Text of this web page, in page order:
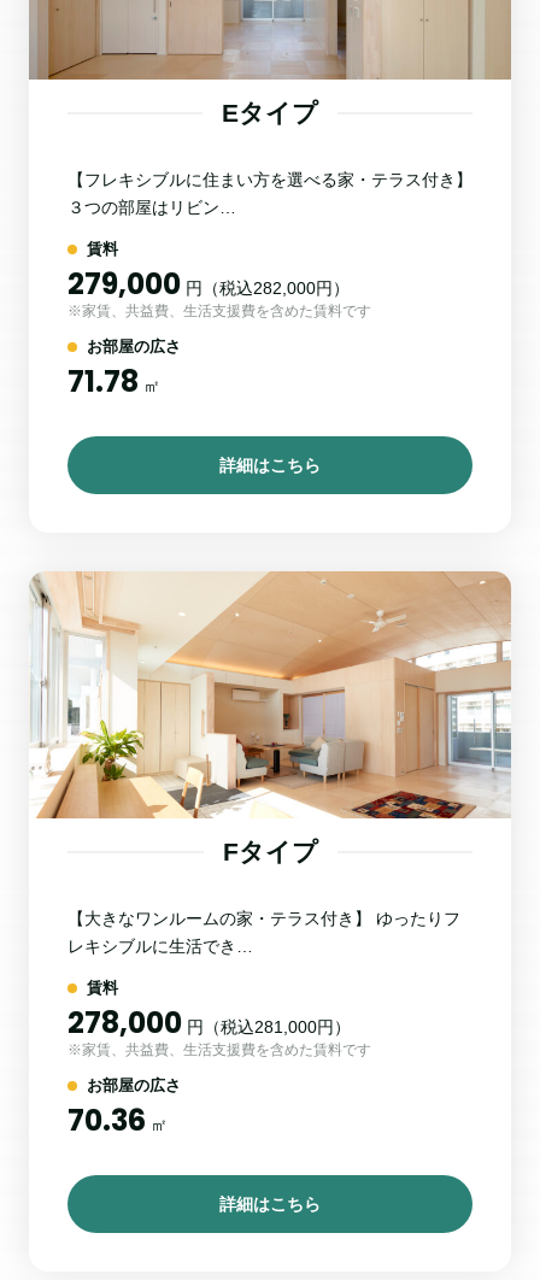
Eタイプ
【フレキシブルに住まい方を選べる家・テラス付き】
３つの部屋はリビン…
賃料
279,000 円（税込282,000円）
※家賃、共益費、生活支援費を含めた賃料です
お部屋の広さ
71.78 ㎡
詳細はこちら
Fタイプ
【大きなワンルームの家・テラス付き】 ゆったりフ
レキシブルに生活でき…
賃料
278,000 円（税込281,000円）
※家賃、共益費、生活支援費を含めた賃料です
お部屋の広さ
70.36 ㎡
詳細はこちら